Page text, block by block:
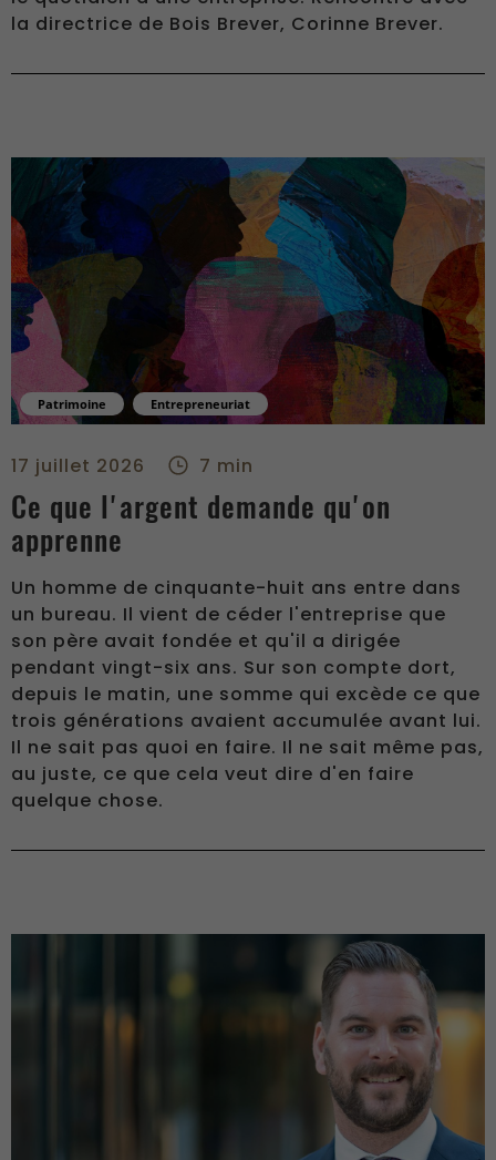
la directrice de Bois Brever, Corinne Brever.
Patrimoine Entrepreneuriat
17 juillet 2026 7 min
Ce que l'argent demande qu'on
apprenne
Un homme de cinquante-huit ans entre dans
un bureau. Il vient de céder l'entreprise que
son père avait fondée et qu'il a dirigée
pendant vingt-six ans. Sur son compte dort,
depuis le matin, une somme qui excède ce que
trois générations avaient accumulée avant lui.
Il ne sait pas quoi en faire. Il ne sait même pas,
au juste, ce que cela veut dire d'en faire
quelque chose.